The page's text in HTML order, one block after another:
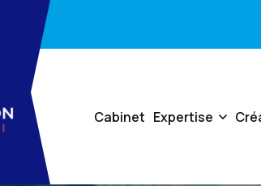
Cabinet Expertise